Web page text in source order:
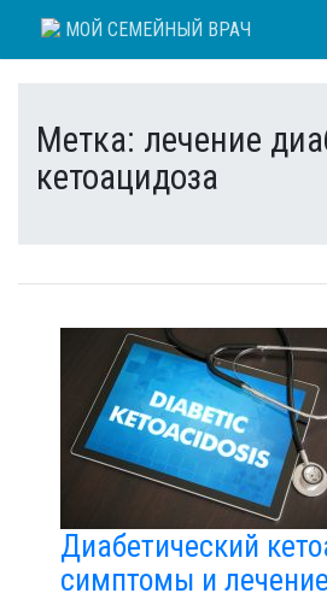
МОЙ СЕМЕЙНЫЙ ВРАЧ
Метка: лечение
кетоацидоза
Диабетический
симптомы и лечение